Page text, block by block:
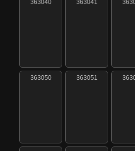
363040 363041
363050 363051